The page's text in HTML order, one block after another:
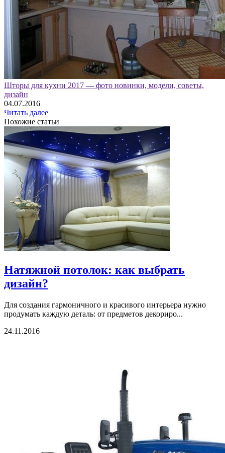
Шторы для кухни 2017 — фото новинки, модели, советы,
дизайн
04.07.2016
Читать далее
Похожие статьи
Натяжной потолок: как выбрать
дизайн?
Для создания гармоничного и красивого интерьера нужно
продумать каждую деталь: от предметов декориро...
24.11.2016